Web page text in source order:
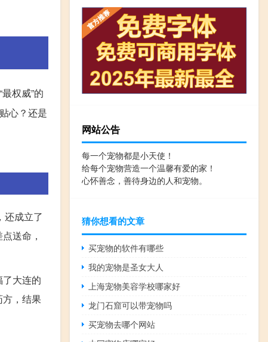
权威”的
心？还是
还成立了
送命，
大连的
，结果
网站公告
每一个宠物都是小天使！
给每个宠物营造一个温馨有爱的家！
心怀善念，善待身边的人和宠物。
猜你想看的文章
买宠物的软件有哪些
我的宠物是圣女大人
上海宠物美容学校哪家好
龙门石窟可以带宠物吗
买宠物去哪个网站